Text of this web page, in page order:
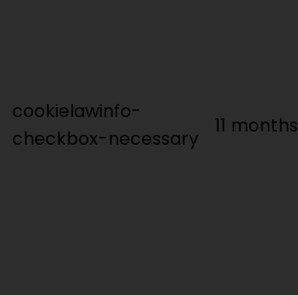
cookielawinfo-
checkbox-necessary
11 months